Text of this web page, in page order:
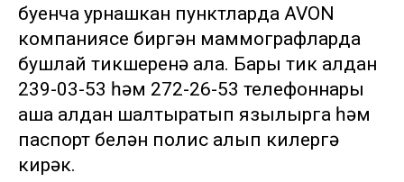
буенча урнашкан пунктларда AVON
компаниясе биргән маммографларда
бушлай тикшеренә ала. Бары тик алдан
239-03-53 һәм 272-26-53 телефоннары
аша алдан шалтыратып язылырга һәм
паспорт белән полис алып килергә
кирәк.